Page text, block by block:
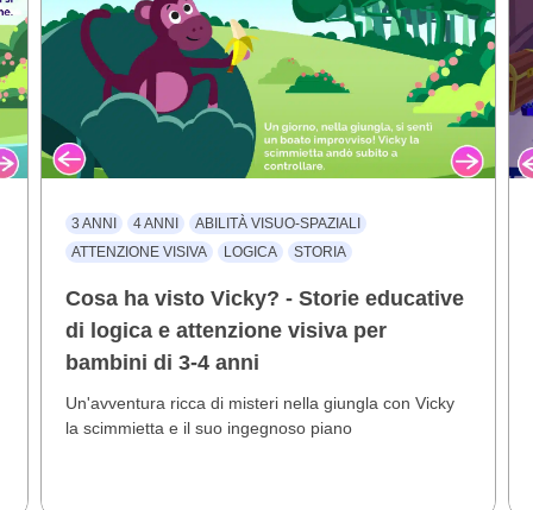
3 ANNI 4 ANNI
ABILITÀ VISUO-SPAZIALI
ATTENZIONE VISIVA
LOGICA STORIA
Cosa ha visto Vicky? - Storie educative
di logica e attenzione visiva per
bambini di 3-4 anni
Un'avventura ricca di misteri nella giungla con Vicky
la scimmietta e il suo ingegnoso piano